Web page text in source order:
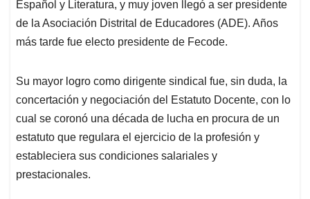
Español y Literatura, y muy joven llegó a ser presidente
de la Asociación Distrital de Educadores (ADE). Años
más tarde fue electo presidente de Fecode.
Su mayor logro como dirigente sindical fue, sin duda, la
concertación y negociación del Estatuto Docente, con lo
cual se coronó una década de lucha en procura de un
estatuto que regulara el ejercicio de la profesión y
estableciera sus condiciones salariales y
prestacionales.